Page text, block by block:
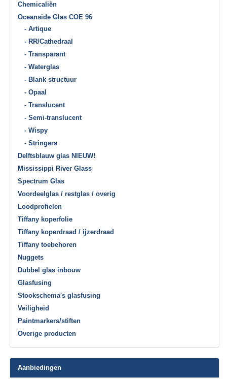
Chemicaliën
Oceanside Glas COE 96
- Artique
- RR/Cathedraal
- Transparant
- Waterglas
- Blank structuur
- Opaal
- Translucent
- Semi-translucent
- Wispy
- Stringers
Delftsblauw glas NIEUW!
Mississippi River Glass
Spectrum Glas
Voordeelglas / restglas / overig
Loodprofielen
Tiffany koperfolie
Tiffany koperdraad / ijzerdraad
Tiffany toebehoren
Nuggets
Dubbel glas inbouw
Glasfusing
Stookschema's glasfusing
Veiligheid
Paintmarkers/stiften
Overige producten
Aanbiedingen